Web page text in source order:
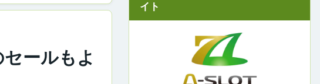
ールもよ
イト